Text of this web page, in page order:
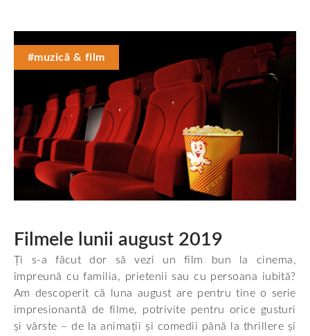
#muzică & film
Filmele lunii august 2019
Ți s-a făcut dor să vezi un film bun la cinema,
împreună cu familia, prietenii sau cu persoana iubită?
Am descoperit că luna august are pentru tine o serie
impresionantă de filme, potrivite pentru orice gusturi
și vârste – de la animații și comedii până la thrillere și